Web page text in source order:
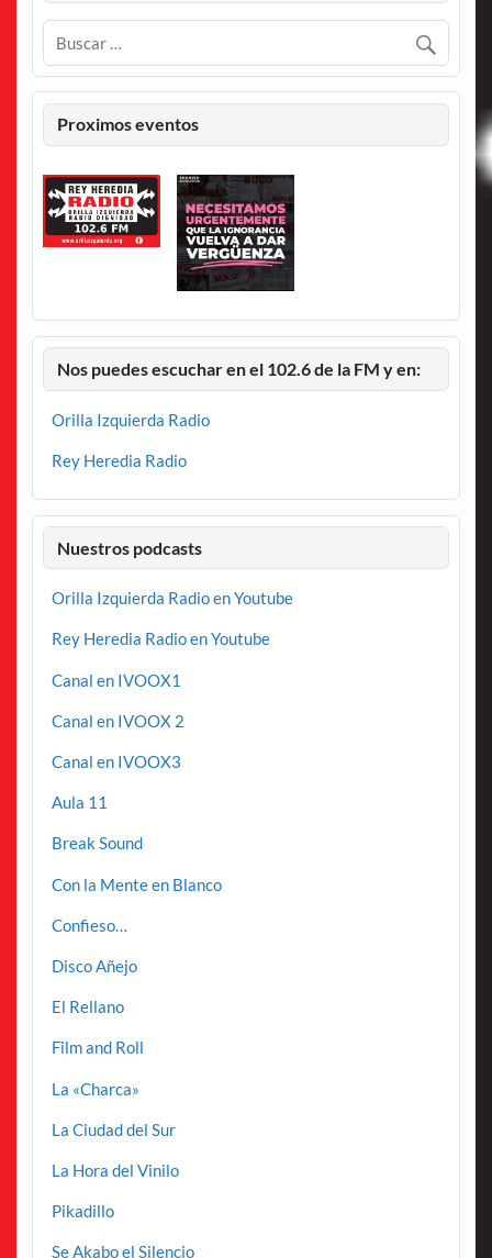
Proximos eventos
Nos puedes escuchar en el 102.6 de la FM y en:
Orilla Izquierda Radio
Rey Heredia Radio
Nuestros podcasts
Orilla Izquierda Radio en Youtube
Rey Heredia Radio en Youtube
Canal en IVOOX1
Canal en IVOOX 2
Canal en IVOOX3
Aula 11
Break Sound
Con la Mente en Blanco
Confieso…
Disco Añejo
El Rellano
Film and Roll
La «Charca»
La Ciudad del Sur
La Hora del Vinilo
Pikadillo
Se Akabo el Silencio